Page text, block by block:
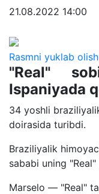
21.08.2022 14:00
Rasmni yuklab olish
"Real"
Ispaniyada
34 yoshli
doirasida turibdi.
Braziliyalik
sababi uning
Marselo — "Real"